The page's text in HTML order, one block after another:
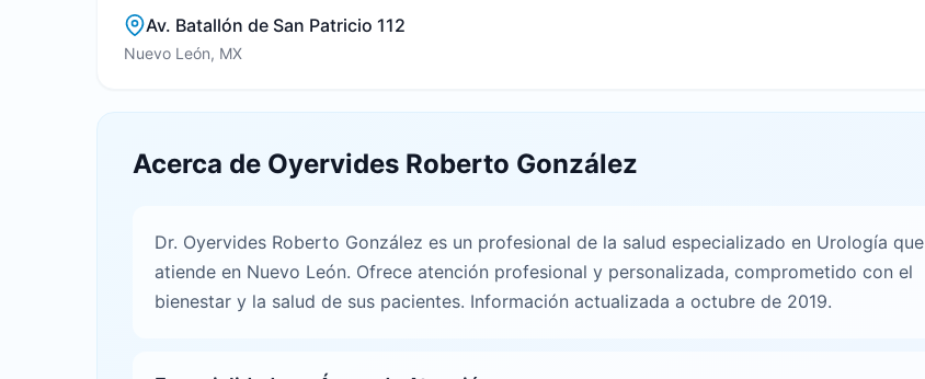
Av. Batallón de San Patricio 112
Nuevo León, MX
Acerca de Oyervides Roberto González
Dr. Oyervides Roberto González es un profesional de la salud especializado en Urología que
atiende en Nuevo León. Ofrece atención profesional y personalizada, comprometido con el
bienestar y la salud de sus pacientes. Información actualizada a octubre de 2019.